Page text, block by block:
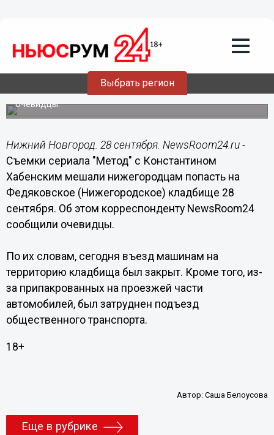
Выбрать регион
Съемки сериала "Метод" с Хабенским
мешали 28 сентября нижегородцам
попасть на кладбище
Об этом корреспонденту NewsRoom24 сообщили
очевидцы.
Нижний Новгород. 28 сентября. NewsRoom24.ru -
Съемки сериала "Метод" с Константином
Хабенским мешали нижегородцам попасть на
Федяковское (Нижегородское) кладбище 28
сентября. Об этом корреспонденту NewsRoom24
сообщили очевидцы.
По их словам, сегодня въезд машинам на
территорию кладбища был закрыт. Кроме того, из-
за припакрованных на проезжей части
автомобилей, был затруднен подъезд
общественного транспорта.
18+
Автор:Саша Белоусова
Еще в рубрике